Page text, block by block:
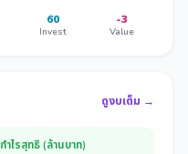
60
Invest
-3
Value
ดูงบเต็ม →
กำไรสุทธิ (ล้านบาท)